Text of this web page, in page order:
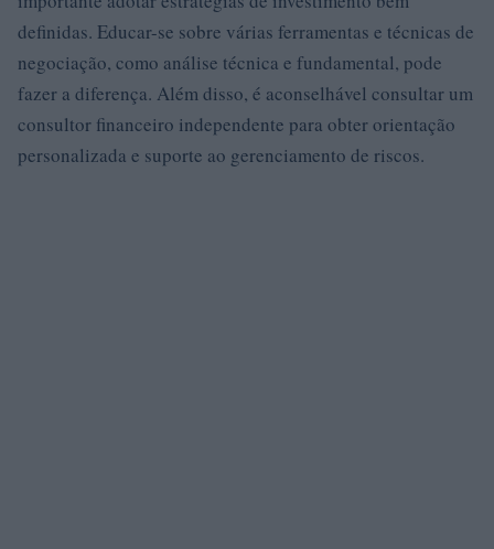
definidas. Educar-se sobre várias ferramentas e técnicas de
negociação, como análise técnica e fundamental, pode
fazer a diferença. Além disso, é aconselhável consultar um
consultor financeiro independente para obter orientação
personalizada e suporte ao gerenciamento de riscos.